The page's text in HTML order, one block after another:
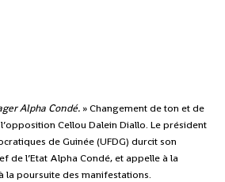
Alpha Condé. » Changement de ton et de
Cellou Dalein Diallo. Le président
de Guinée (UFDG) durcit son
de l’Etat Alpha Condé, et appelle à la
la poursuite des manifestations.